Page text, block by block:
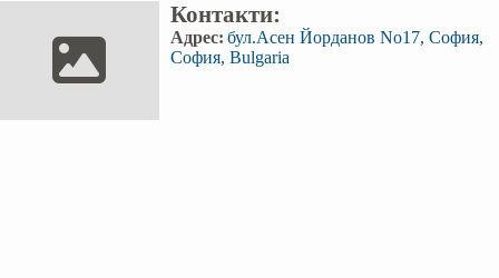
Контакти:
Адрес: бул.Асен Йорданов No17, София,
София, Bulgaria